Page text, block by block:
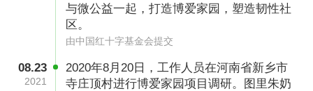
与微公益一起，打造博爱家园，塑造韧性社
区。
由中国红十字基金会提交
08.23
2021
2020年8月20日，工作人员在河南省新乡市
寺庄顶村进行博爱家园项目调研。图里朱奶